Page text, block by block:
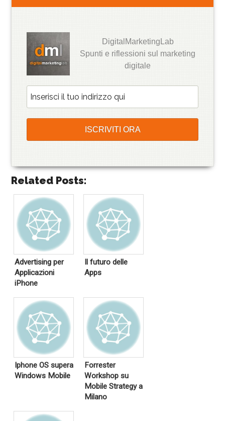
DigitalMarketingLab
Spunti e riflessioni sul marketing
digitale
Related Posts:
Advertising per
Applicazioni
iPhone
Il futuro delle
Apps
Iphone OS supera
Windows Mobile
Forrester
Workshop su
Mobile Strategy a
Milano